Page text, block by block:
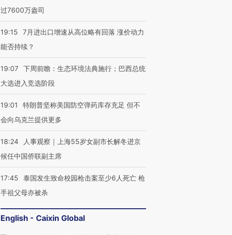
过7600万盎司
19:15
7月进出口增速从高位略有回落 涨价动力
能否持续？
19:07 下周前瞻：生态环境法典施行；巴西总统
大选进入竞选阶段
19:01
特朗普坚称美国防空弹药库存充足 但不
会向乌克兰提供更多
18:24
人事观察｜上海55岁女副市长解冬进京
候任中国侨联副主席
17:45
泰国发生致命校园枪击案至少6人死亡 枪
手祖父母亦被杀
English - Caixin Global